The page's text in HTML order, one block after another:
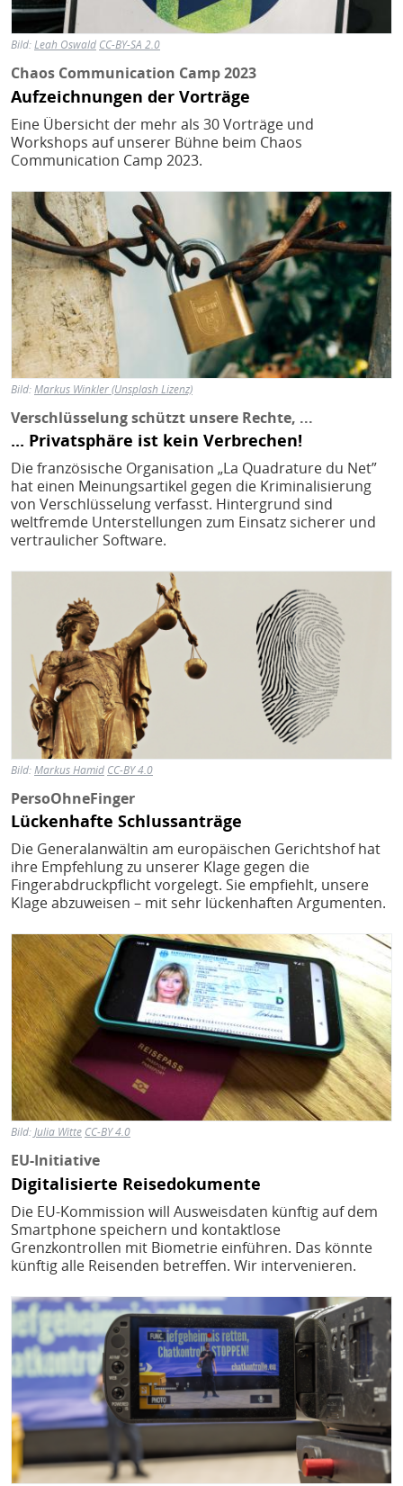
Bild:Leah Oswald CC-BY-SA 2.0
Chaos Communication Camp 2023
Aufzeichnungen der Vorträge
Eine Übersicht der mehr als 30 Vorträge und
Workshops auf unserer Bühne beim Chaos
Communication Camp 2023.
Bild
Bild:Markus Winkler (Unsplash Lizenz)
Verschlüsselung schützt unsere Rechte, ...
... Privatsphäre ist kein Verbrechen!
Die französische Organisation „La Quadrature du Net”
hat einen Meinungsartikel gegen die Kriminalisierung
von Verschlüsselung verfasst. Hintergrund sind
weltfremde Unterstellungen zum Einsatz sicherer und
vertraulicher Software.
Bild
Bild:Markus Hamid CC-BY 4.0
PersoOhneFinger
Lückenhafte Schluss­anträge
Die Generalanwältin am europäischen Gerichtshof hat
ihre Empfehlung zu unserer Klage gegen die
Fingerabdruckpflicht vorgelegt. Sie empfiehlt, unsere
Klage abzuweisen – mit sehr lückenhaften Argumenten.
Bild
Bild:Julia Witte CC-BY 4.0
EU-Initiative
Digitalisierte Reisedokumente
Die EU-Kommission will Ausweisdaten künftig auf dem
Smartphone speichern und kontaktlose
Grenzkontrollen mit Biometrie einführen. Das könnte
künftig alle Reisenden betreffen. Wir intervenieren.
Bild